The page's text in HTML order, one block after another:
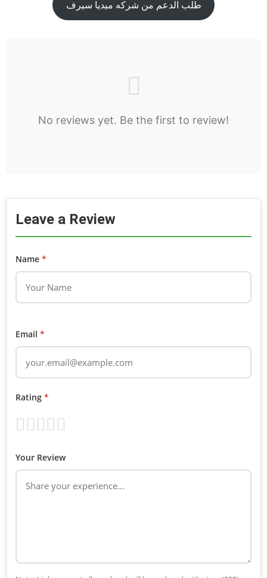
طلب الدعم من شركه ميديا سيرف
No reviews yet. Be the first to review!
Leave a Review
Name *
Email *
Rating *
Your Review